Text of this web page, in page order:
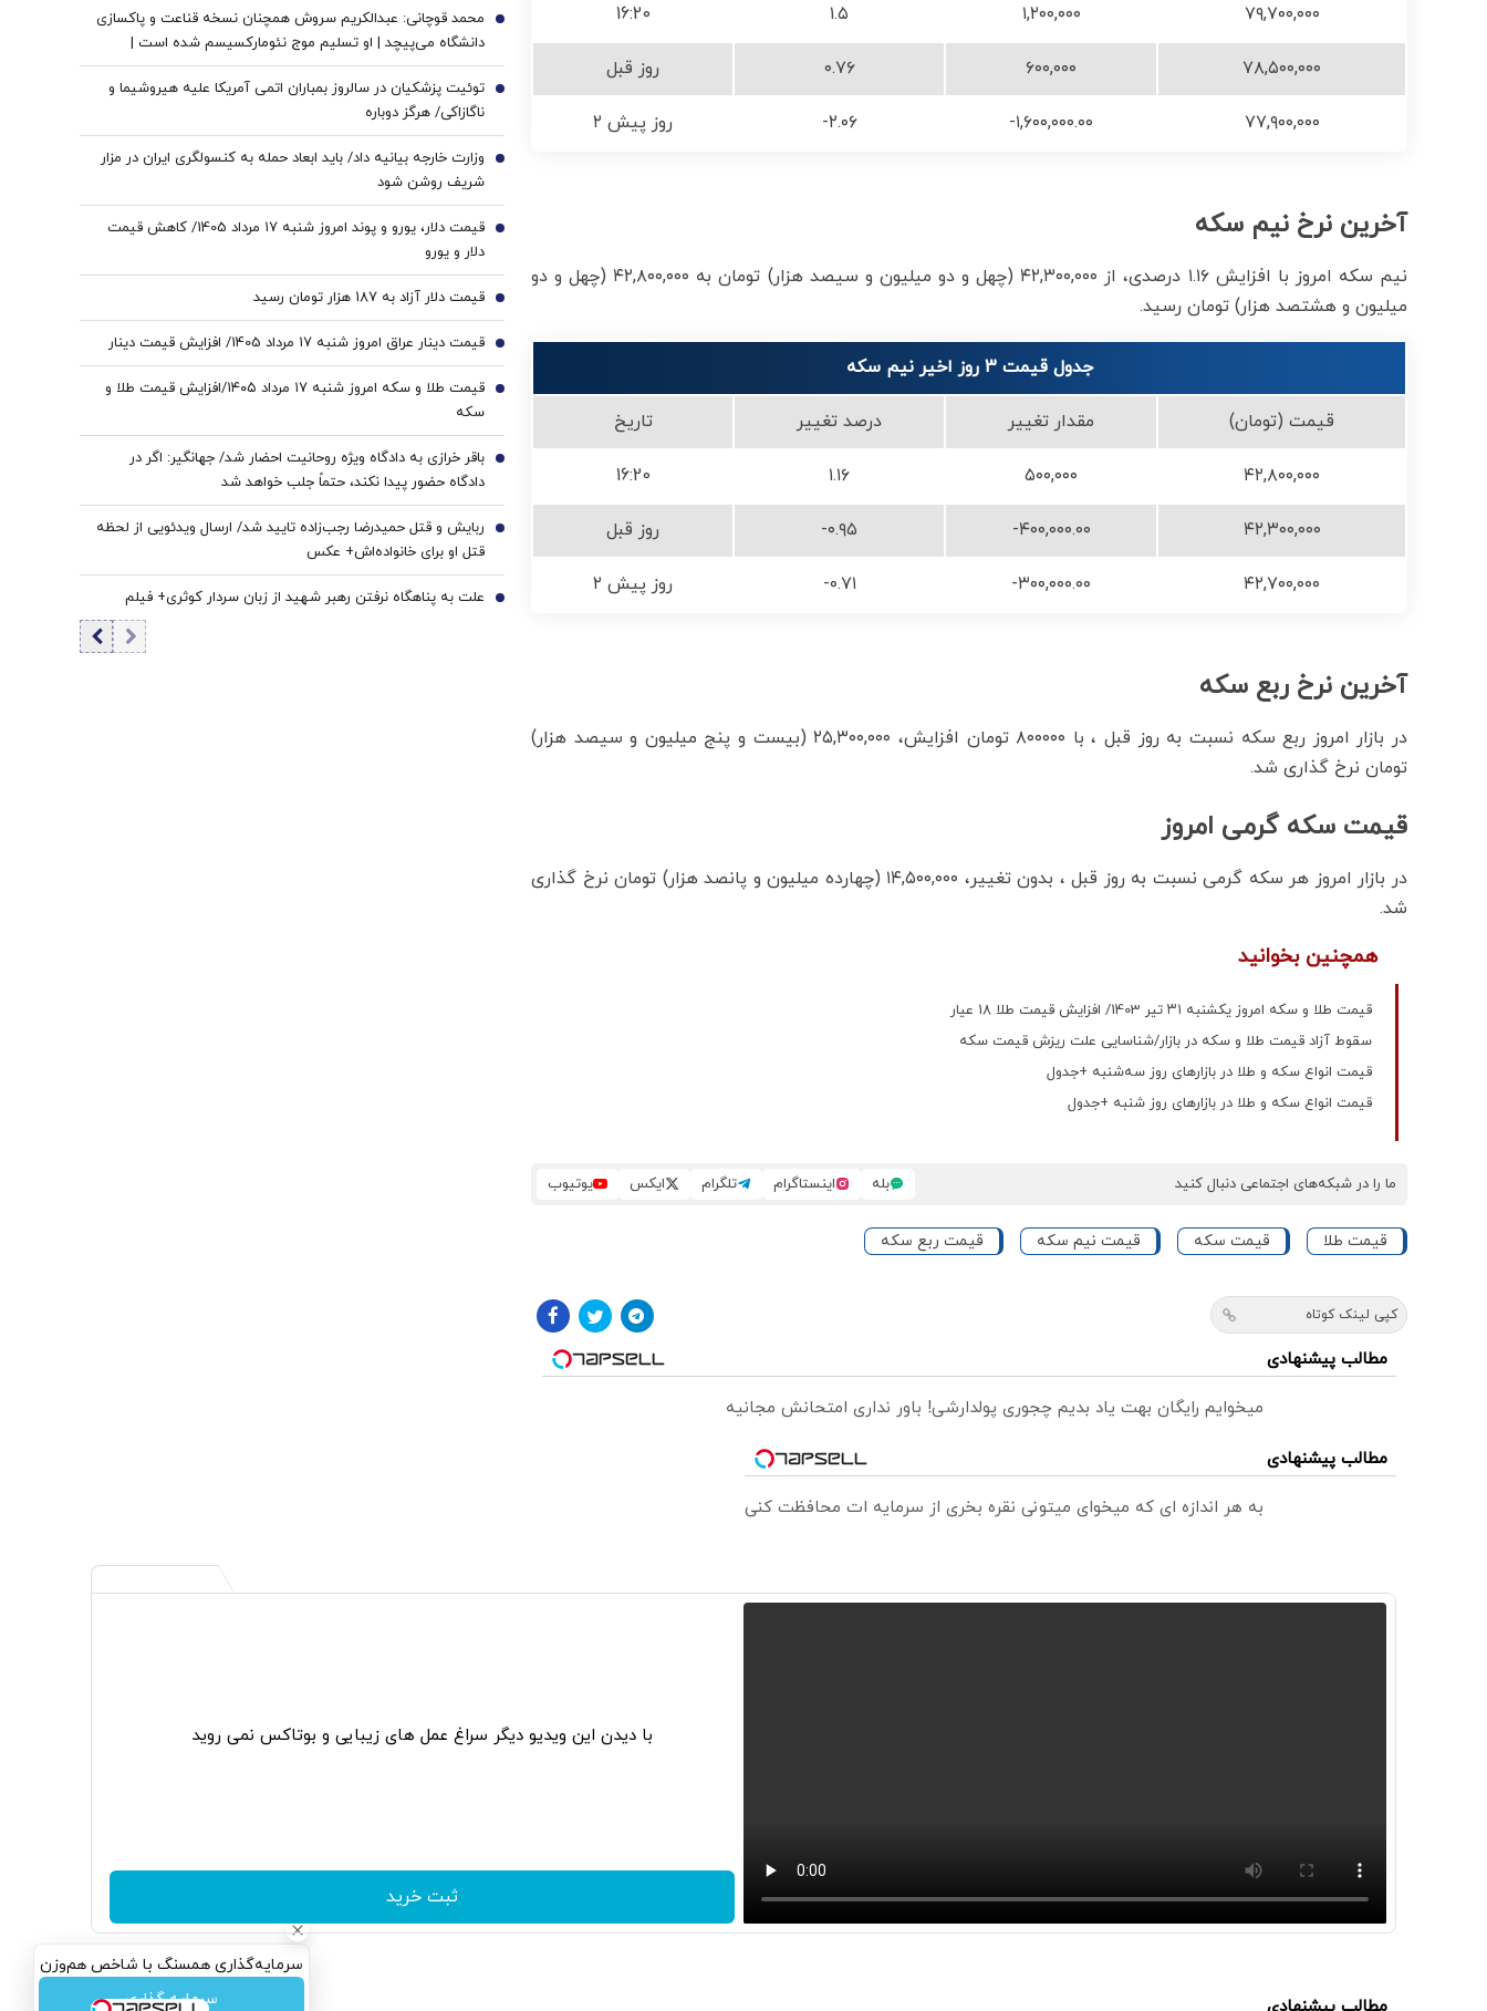
۷۹,۷۰۰,۰۰۰ ۱,۲۰۰,۰۰۰ ۱.۵ 16:20
۷۸,۵۰۰,۰۰۰ ۶۰۰,۰۰۰ ۰.۷۶ روز قبل
۷۷,۹۰۰,۰۰۰ -۱,۶۰۰,۰۰۰.۰۰ -۲.۰۶ ۲ روز پیش
آخرین نرخ نیم سکه
نیم سکه امروز با افزایش ۱.۱۶ درصدی، از ۴۲,۳۰۰,۰۰۰ (چهل و دو میلیون و سیصد هزار) تومان به ۴۲,۸۰۰,۰۰۰ (چهل و دو
میلیون و هشتصد هزار) تومان رسید.
جدول قیمت 3 روز اخیر نیم سکه
قیمت (تومان) مقدار تغییر درصد تغییر تاریخ
۴۲,۸۰۰,۰۰۰ ۵۰۰,۰۰۰ ۱.۱۶ 16:20
۴۲,۳۰۰,۰۰۰ -۴۰۰,۰۰۰.۰۰ -۰.۹۵ روز قبل
۴۲,۷۰۰,۰۰۰ -۳۰۰,۰۰۰.۰۰ -۰.۷۱ ۲ روز پیش
آخرین نرخ ربع سکه
در بازار امروز ربع سکه نسبت به روز قبل ، با ۸۰۰۰۰۰ تومان افزایش، ۲۵,۳۰۰,۰۰۰ (بیست و پنج میلیون و سیصد هزار)
تومان نرخ گذاری شد.
قیمت سکه گرمی امروز
در بازار امروز هر سکه گرمی نسبت به روز قبل ، بدون تغییر، ۱۴,۵۰۰,۰۰۰ (چهارده میلیون و پانصد هزار) تومان نرخ گذاری
شد.
همچنین بخوانید
قیمت طلا و سکه امروز یکشنبه ۳۱ تیر 1403/ افزایش قیمت طلا 18 عیار
سقوط آزاد قیمت طلا و سکه در بازار/شناسایی علت ریزش قیمت سکه
قیمت انواع سکه و طلا در بازارهای روز ‌سه‌شنبه +جدول
قیمت انواع سکه و طلا در بازارهای روز ‌شنبه +جدول
ما را در شبکه‌های اجتماعی دنبال کنید بله اینستاگرام تلگرام ایکس یوتیوب
قیمت طلا قیمت سکه قیمت نیم سکه قیمت ربع سکه
کپی لینک کوتاه
مطالب پیشنهادی
میخوایم رایگان بهت یاد بدیم چجوری پولدارشی! باور نداری امتحانش مجانیه
مطالب پیشنهادی
به هر اندازه ای که میخوای میتونی نقره بخری از سرمایه ات محافظت کنی
سرمایه‌گذاری همسنگ با شاخص هم‌وزن
سرمایه گذاری
محمد قوچانی: عبدالکریم سروش همچنان نسخه قناعت و پاکسازی
دانشگاه می‌پیچد | او تسلیم موج نئومارکسیسم شده است |
سروش به زبان چپ سخن می‌گوید و نظام بازار آزاد رقابتی را با
برچسب کاپیتالیسم توضیح می‌دهد
1
توئیت پزشکیان در سالروز بمباران اتمی آمریکا علیه هیروشیما و
ناگازاکی/ هرگز دوباره
2
وزارت خارجه بیانیه داد/ باید ابعاد حمله به کنسولگری ایران در مزار
شریف روشن شود
3
قیمت دلار، یورو و پوند امروز شنبه ۱۷ مرداد 1405/ کاهش قیمت
دلار و یورو
4
قیمت دلار آزاد به 187 هزار تومان رسید 5
قیمت دینار عراق امروز شنبه ۱۷ مرداد 1405/ افزایش قیمت دینار 6
قیمت طلا و سکه امروز شنبه ۱۷ مرداد ۱۴۰۵/افزایش قیمت طلا و
سکه
7
باقر خرازی به دادگاه ویژه روحانیت احضار شد/ جهانگیر: اگر در
دادگاه حضور پیدا نکند، حتماً جلب خواهد شد
8
ربایش و قتل حمیدرضا رجب‌زاده تایید شد/ ارسال ویدئویی از لحظه
قتل او برای خانواده‌اش+ عکس
9
علت به پناهگاه نرفتن رهبر شهید از زبان سردار کوثری+ فیلم 10
با دیدن این ویدیو دیگر سراغ عمل های زیبایی و بوتاکس نمی روید
ثبت خرید